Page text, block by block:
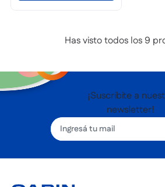
Has visto todos los 9
¡Suscribite a
newsletter!